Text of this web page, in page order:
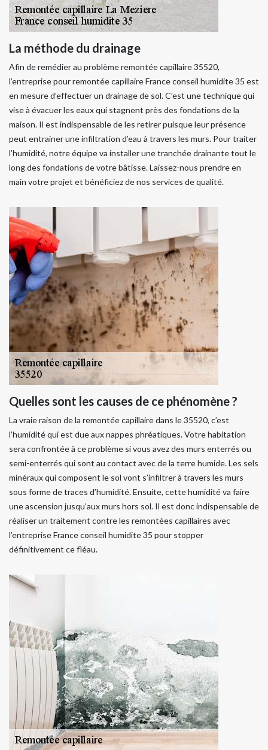
La méthode du drainage
Afin de remédier au problème remontée capillaire 35520,
l’entreprise pour remontée capillaire France conseil humidite 35 est
en mesure d’effectuer un drainage de sol. C’est une technique qui
vise à évacuer les eaux qui stagnent près des fondations de la
maison. Il est indispensable de les retirer puisque leur présence
peut entrainer une infiltration d’eau à travers les murs. Pour traiter
l’humidité, notre équipe va installer une tranchée drainante tout le
long des fondations de votre bâtisse. Laissez-nous prendre en
main votre projet et bénéficiez de nos services de qualité.
Quelles sont les causes de ce phénomène ?
La vraie raison de la remontée capillaire dans le 35520, c’est
l’humidité qui est due aux nappes phréatiques. Votre habitation
sera confrontée à ce problème si vous avez des murs enterrés ou
semi-enterrés qui sont au contact avec de la terre humide. Les sels
minéraux qui composent le sol vont s’infiltrer à travers les murs
sous forme de traces d’humidité. Ensuite, cette humidité va faire
une ascension jusqu’aux murs hors sol. Il est donc indispensable de
réaliser un traitement contre les remontées capillaires avec
l’entreprise France conseil humidite 35 pour stopper
définitivement ce fléau.